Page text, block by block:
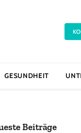
GESUNDHEIT
Beiträge